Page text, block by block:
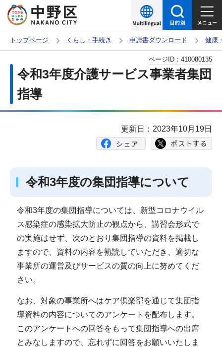
の
ー
トップページ くらし・手続き 申請書ダウンロード 健康
か
令和3年度介護サービス事業者集団
指導
ページID： 410080135
更新日：2023年10月19日
令和3年度の集団指導について
令和3年度の集団指導については、新型コロナウイル
ス感染症の感染拡大防止の観点から、講習会形式で
の実施はせず、次のとおり集団指導の資料を掲載し
ますので、資料の内容を熟読していただき、適切な
事業所の運営及びサービスの質の向上に努めてくだ
さい。
なお、対象の事業所へはケア倶楽部を通じて集団指
導資料の内容についてのアンケートを配布します。
このアンケートへの回答をもって集団指導への出席
とみなしますので、忘れずに回答をお願いいたしま